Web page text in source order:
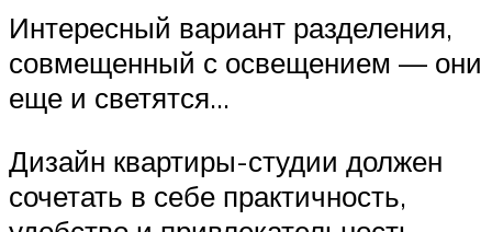
Интересный вариант разделения,
совмещенный с освещением — они
еще и светятся…
Дизайн квартиры-студии должен
сочетать в себе практичность,